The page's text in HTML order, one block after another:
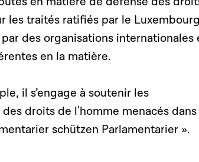
les traités ratifiés par le
des organisations internationales
en la matière.
il s’engage à soutenir les
droits de l'homme menacés
schützen Parlamentarier ».